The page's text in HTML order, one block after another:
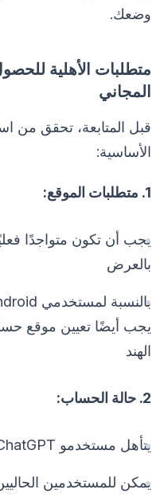
وضعك.
المجاني
قبل المتابعة، تحقق من
الأساسية:
1. متطلبات الموقع:
يجب أن تكون متواجدًا
بالعرض
الهند
2. حالة الحساب:
يتأهل مستخدمو ChatGPT الجدد على الفور
يمكن للمستخدمين